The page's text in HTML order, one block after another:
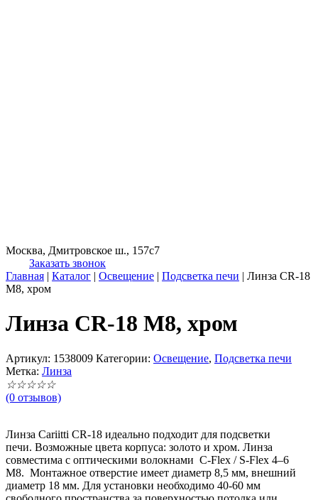
Москва, Дмитровское ш., 157с7
Заказать звонок
Главная | Каталог | Освещение | Подсветка печи | Линза CR-18
М8, хром
Линза CR-18 М8, хром
Артикул: 1538009 Категории: Освещение, Подсветка печи
Метка: Линза
☆☆☆☆☆
(0 отзывов)
Линза Сariitti CR-18 идеально подходит для подсветки
печи. Возможные цвета корпуса: золото и хром. Линза
совместима с оптическими волокнами C-Flex / S-Flex 4–6
M8. Монтажное отверстие имеет диаметр 8,5 мм, внешний
диаметр 18 мм. Для установки необходимо 40-60 мм